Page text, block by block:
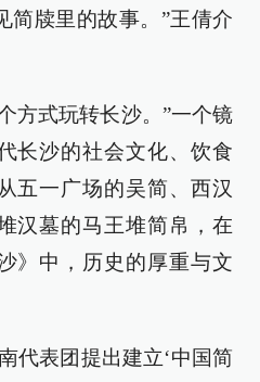
简牍里的故事。”王倩介
方式玩转长沙。”一个镜
长沙的社会文化、饮食
五一广场的吴简、西汉
汉墓的马王堆简帛，在
》中，历史的厚重与文
代表团提出建立‘中国简